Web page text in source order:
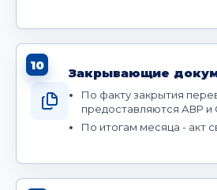
10
Закрывающие
По факту закрытия
предоставляются АВР
По итогам месяца - акт